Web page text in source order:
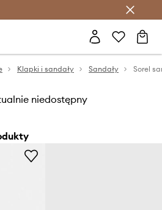
z Answear Club >
Klapki i sandały Sandały
niedostępny